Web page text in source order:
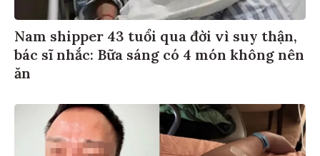
Nam shipper 43 tuổi qua đời vì suy thận,
bác sĩ nhắc: Bữa sáng có 4 món không nên
ăn